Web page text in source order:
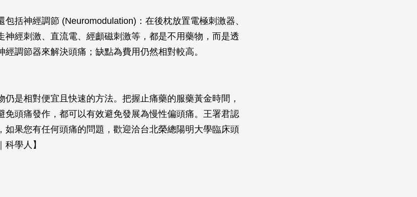
包括神經調節 (Neuromodulation)：在後枕放置電極刺激器、
神經刺激、直流電、經顱磁刺激等，都是不用藥物，而是透
經調節器來解決頭痛；缺點為費用仍然相對較高。
仍是相對便宜且快速的方法。把握止痛藥的服藥黃金時間，
免頭痛發作，都可以有效避免發展為慢性偏頭痛。王署君認
如果您有任何頭痛的問題，歡迎洽台北榮總陽明大學臨床頭
學人】